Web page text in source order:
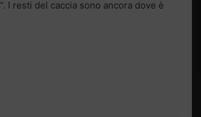
“. I resti del caccia sono ancora dove è